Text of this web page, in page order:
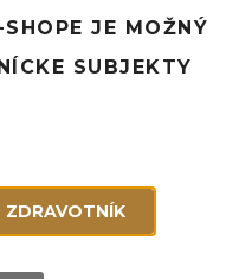
JE MOŽNÝ
SUBJEKTY
ZDRAVOTNÍK